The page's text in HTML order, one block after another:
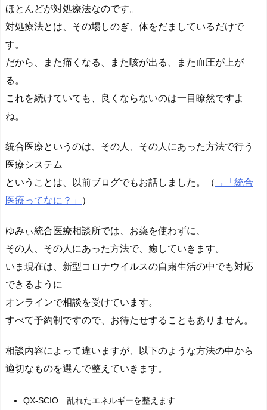
ほとんどが対処療法なのです。
対処療法とは、その場しのぎ、体をだましているだけで
す。
だから、また痛くなる、また咳が出る、また血圧が上が
る。
これを続けていても、良くならないのは一目瞭然ですよ
ね。
統合医療というのは、その人、その人にあった方法で行う
医療システム
ということは、以前ブログでもお話しました。（ →「統合
医療ってなに？」
）
ゆみぃ統合医療相談所では、お薬を使わずに、
その人、その人にあった方法で、癒していきます。
いま現在は、新型コロナウイルスの自粛生活の中でも対応
できるように
オンラインで相談を受けています。
すべて予約制ですので、お待たせすることもありません。
相談内容によって違いますが、以下のような方法の中から
適切なものを選んで整えていきます。
QX-SCIO…乱れたエネルギーを整えます